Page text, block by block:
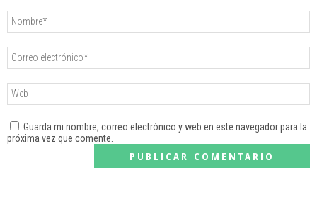
Guarda mi nombre, correo electrónico y web en este navegador para la
próxima vez que comente.